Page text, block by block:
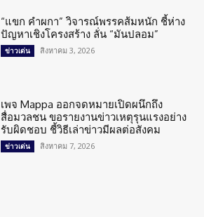
“แขก คำผกา” วิจารณ์พรรคส้มหนัก ชี้ห่าง
ปัญหาเชิงโครงสร้าง ลั่น “มันปลอม”
ข่าวเด่น สิงหาคม 3, 2026
เพจ Mappa ออกจดหมายเปิดผนึกถึง
สื่อมวลชน ขอรายงานข่าวเหตุรุนแรงอย่าง
รับผิดชอบ ชี้วิธีเล่าข่าวมีผลต่อสังคม
ข่าวเด่น สิงหาคม 7, 2026